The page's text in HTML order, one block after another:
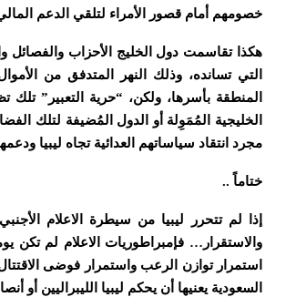
خصومهم أمام قصور الأمراء لتلقي الدعم
هكذا تقاسمت دول الخليج الأحزاب والفصائل
التي تسانده، وذلك النهر المتدفق من
المنطقة بأسرها، ولكن، “حرية التعبير”
الخليجية المُمَوِلة أو الدول المُضيفة لتلك
مجرد انتقاد سياساتهم العدائية تجاه ليبيا
ختاماً ..
إذا لم تتحرر ليبيا من سيطرة الاعلام
والاستقرار… فإمبراطوريات الاعلام لم
استمرار توازن الرعب واستمرار فوضى الاقتتال
السعودية يعنيها أن يحكم ليبيا الليبراليين